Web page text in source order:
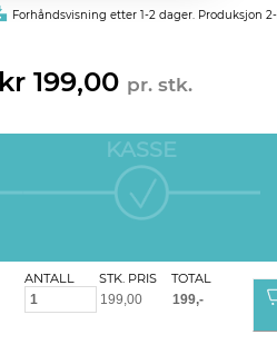
Forhåndsvisning etter 1-2 dager. Produksjon
kr 199,00 pr. stk.
KASSE
ANTALL STK. PRIS TOTAL